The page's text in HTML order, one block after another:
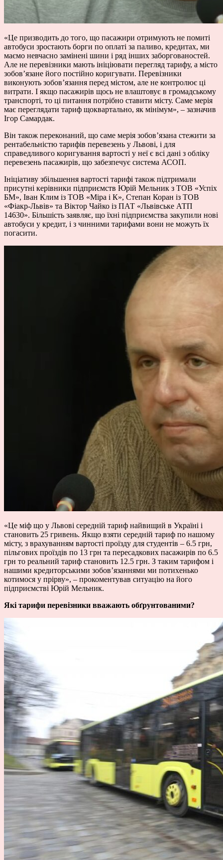
«Це призводить до того, що пасажири отримують не помиті
автобуси зростають борги по оплаті за паливо, кредитах, ми
маємо невчасно замінені шини і ряд інших заборгованостей.
Але не перевізники мають ініціювати перегляд тарифу, а місто
зобов’язане його постійно коригувати. Перевізники
виконують зобов’язання перед містом, але не контролює ці
витрати. І якщо пасажирів щось не влаштовує в громадському
транспорті, то ці питання потрібно ставити місту. Саме мерія
має переглядати тариф щоквартально, як мінімум», – зазначив
Ігор Самардак.
Він також переконаний, що саме мерія зобов’язана стежити за
рентабельністю тарифів перевезень у Львові, і для
справедливого коригування вартості у неї є всі дані з обліку
перевезень пасажирів, що забезпечує система АСОП.
Ініціативу збільшення вартості тарифі також підтримали
присутні керівники підприємств Юрій Мельник з ТОВ «Успіх
БМ», Іван Клим із ТОВ «Міра і К», Степан Коран із ТОВ
«Фіакр-Львів» та Віктор Чайко із ПАТ «Львівське АТП
14630». Більшість заявляє, що їхні підприємства закупили нові
автобуси у кредит, і з чинними тарифами вони не можуть їх
погасити.
«Це міф що у Львові середній тариф найвищий в Україні і
становить 25 гривень. Якщо взяти середній тариф по нашому
місту, з врахуванням вартості проїзду для студентів – 6.5 грн,
пільгових проїздів по 13 грн та пересадкових пасажирів по 6.5
грн то реальний тариф становить 12.5 грн. З таким тарифом і
нашими кредиторськими зобов’язаннями ми потихенько
котимося у прірву», – прокоментував ситуацію на його
підприємстві Юрій Мельник.
Які тарифи перевізники вважають обґрунтованими?